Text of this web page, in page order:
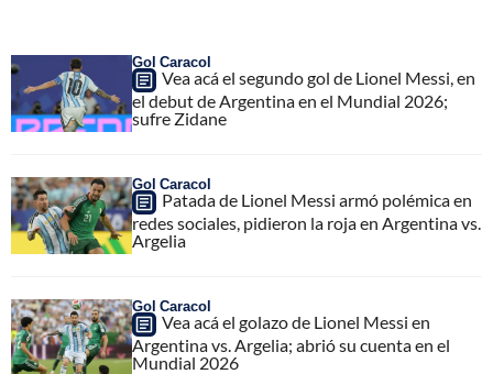
Gol Caracol
Vea acá el segundo gol de Lionel Messi, en
el debut de Argentina en el Mundial 2026;
sufre Zidane
Gol Caracol
Patada de Lionel Messi armó polémica en
redes sociales, pidieron la roja en Argentina vs.
Argelia
Gol Caracol
Vea acá el golazo de Lionel Messi en
Argentina vs. Argelia; abrió su cuenta en el
Mundial 2026